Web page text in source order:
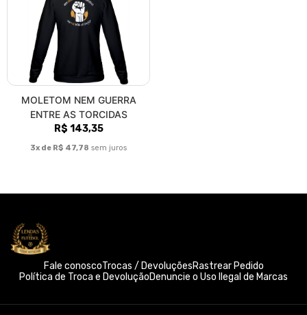
MOLETOM NEM GUERRA
ENTRE AS TORCIDAS
R$ 143,35
3x de R$ 47,78 sem juros
Fale conoscoTrocas / DevoluçõesRastrear Pedido
Política de Troca e DevoluçãoDenuncie o Uso Ilegal de Marcas